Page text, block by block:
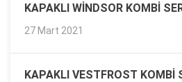
KAPAKLI WINDSOR KOMBI
27 Mart 2021
KAPAKLI VESTFROST KOMBI